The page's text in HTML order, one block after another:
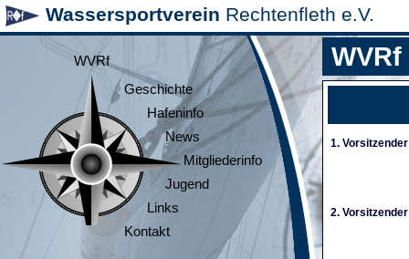
Wassersportverein Rechtenfleth e.V.
WVRf
Geschichte
Hafeninfo
News
Mitgliederinfo
Jugend
Links
Kontakt
WVRf
1.
2.